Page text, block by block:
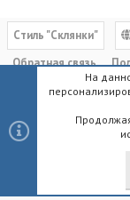
Cтиль "Склянки"
Обратная связь
Политика
Community platform by
На